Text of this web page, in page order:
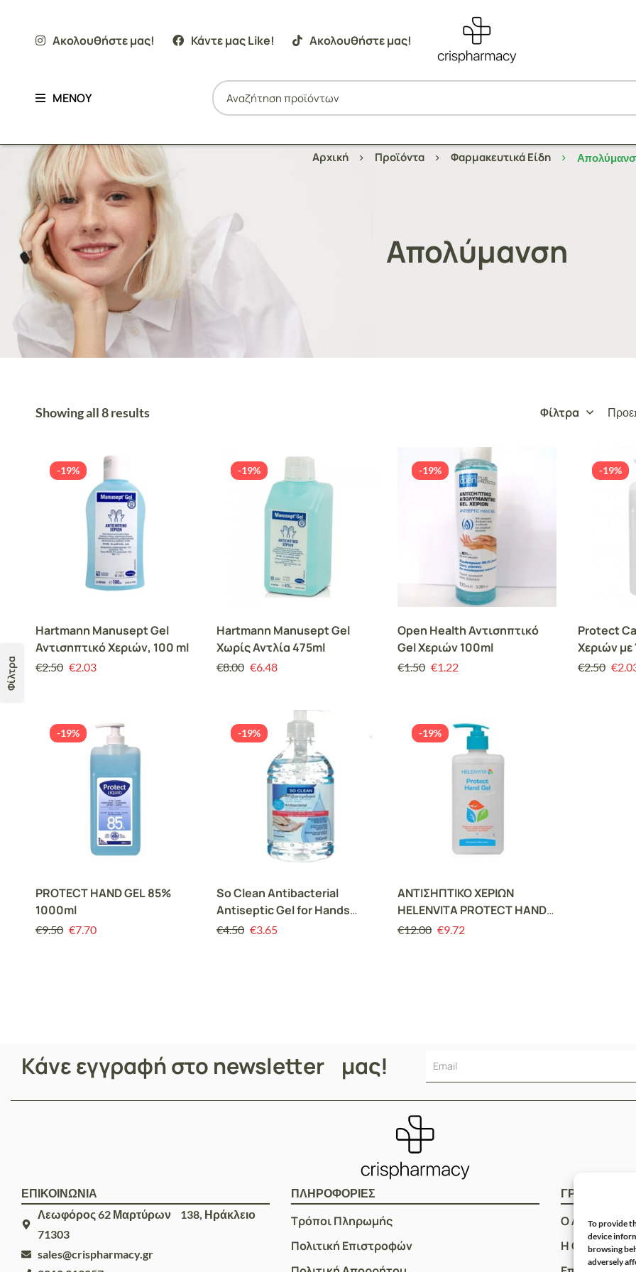
To provide
device
browsing
adversely
ΜΕΝΟΥ
Ακολουθήστε μας! Κάντε μας Like! Ακολουθήστε μας!
Αρχική Προϊόντα Φαρμακευτικά Είδη
Απολύμανση
Φίλτρα
Showing all 8 results Φίλτρα
-19%
Hartmann Manusept Gel
Αντισηπτικό Χεριών, 100 ml
€2.50 €2.03
-19%
Hartmann Manusept Gel
Χωρίς Αντλία 475ml
€8.00 €6.48
-19%
Open Health Αντισηπτικό
Gel Χεριών 100ml
€1.50 €1.22
-19%
Protect
Χεριών
Δράση |
€2.50 €
-19%
PROTECT HAND GEL 85%
1000ml
€9.50 €7.70
-19%
So Clean Antibacterial
Antiseptic Gel for Hands
Αντιβακτηριδιακό
€4.50 €3.65
-19%
ΑΝΤΙΣΗΠΤΙΚΟ ΧΕΡΙΩΝ
HELENVITA PROTECT HAND
GEL 1000ML
€12.00 €9.72
Κάνε εγγραφή στο newsletter μας!
ΕΠΙΚΟΙΝΩΝΙΑ
Λεωφόρος 62 Μαρτύρων 138, Ηράκλειο
71303
sales@crispharmacy.gr
ΠΛΗΡΟΦΟΡΙΕΣ
Τρόποι Πληρωμής
Πολιτική Επιστροφών
ΓΡΗΓΟΡOI
Ο
Η Ομάδα μας